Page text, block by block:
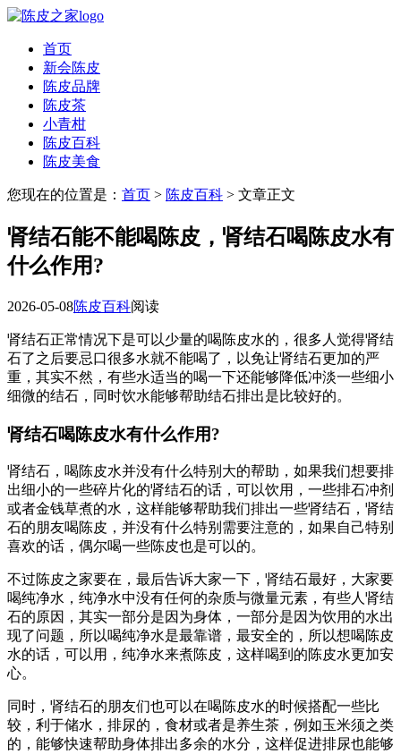
首页
新会陈皮
陈皮品牌
陈皮茶
小青柑
陈皮百科
陈皮美食
您现在的位置是： 首页 > 陈皮百科 > 文章正文
肾结石能不能喝陈皮，肾结石喝陈皮水有
什么作用?
2026-05-08陈皮百科阅读
肾结石正常情况下是可以少量的喝陈皮水的，很多人觉得肾结
石了之后要忌口很多水就不能喝了，以免让肾结石更加的严
重，其实不然，有些水适当的喝一下还能够降低冲淡一些细小
细微的结石，同时饮水能够帮助结石排出是比较好的。
肾结石喝陈皮水有什么作用?
肾结石，喝陈皮水并没有什么特别大的帮助，如果我们想要排
出细小的一些碎片化的肾结石的话，可以饮用，一些排石冲剂
或者金钱草煮的水，这样能够帮助我们排出一些肾结石，肾结
石的朋友喝陈皮，并没有什么特别需要注意的，如果自己特别
喜欢的话，偶尔喝一些陈皮也是可以的。
不过陈皮之家要在，最后告诉大家一下，肾结石最好，大家要
喝纯净水，纯净水中没有任何的杂质与微量元素，有些人肾结
石的原因，其实一部分是因为身体，一部分是因为饮用的水出
现了问题，所以喝纯净水是最靠谱，最安全的，所以想喝陈皮
水的话，可以用，纯净水来煮陈皮，这样喝到的陈皮水更加安
心。
同时，肾结石的朋友们也可以在喝陈皮水的时候搭配一些比
较，利于储水，排尿的，食材或者是养生茶，例如玉米须之类
的，能够快速帮助身体排出多余的水分，这样促进排尿也能够